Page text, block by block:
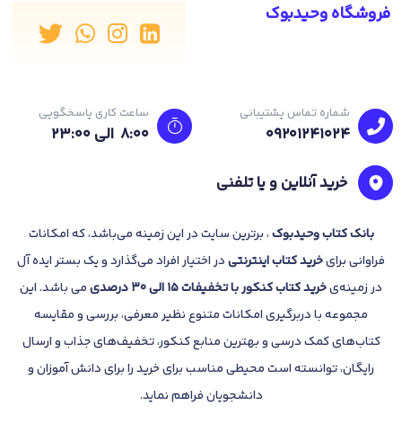
فروشگاه وحیدبوک
شماره تماس پشتیبانی
09201241024
ساعت کاری پاسخگویی
8:00 الی 23:۰۰
خرید آنلاین و یا تلفنی
بانککتاب وحیدبوک، برترین سایت در این زمینه می‌باشد، که امکانات
فراوانی برایخرید کتاباینترنتیدر اختیار افراد می‌گذارد و یک بستر ایده آل
در زمینه‌یخرید کتاب کنکور با تخفیفات 15 الی 30 درصدی
می باشد. این
مجموعه با دربرگیری امکانات متنوع نظیر معرفی، بررسی و مقایسه
کتاب‌های کمک درسی و بهترین منابع کنکور، تخفیف‌های جذاب و ارسال
رایگان، توانسته است محیطی مناسب برای خرید را برای دانش آموزان و
دانشجویان فراهم نماید.